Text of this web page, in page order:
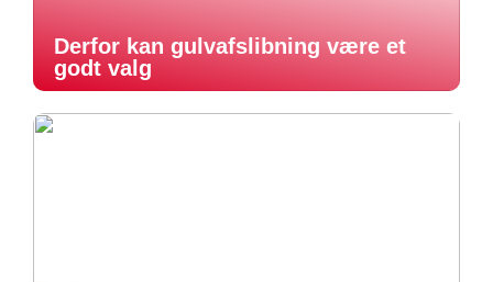
Derfor kan gulvafslibning være et
godt valg